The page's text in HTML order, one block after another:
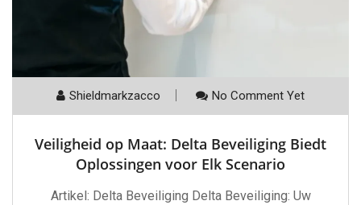
Shieldmarkzacco No Comment Yet
Veiligheid op Maat: Delta Beveiliging Biedt
Oplossingen voor Elk Scenario
Artikel: Delta Beveiliging Delta Beveiliging: Uw